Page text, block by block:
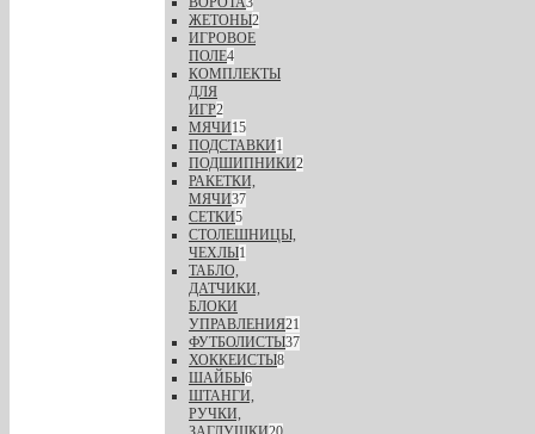
ЖЕТОНЫ2
ИГРОВОЕ
ПОЛЕ4
КОМПЛЕКТЫ
ДЛЯ
ИГР2
МЯЧИ15
ПОДСТАВКИ1
ПОДШИПНИКИ2
РАКЕТКИ,
МЯЧИ37
СЕТКИ5
СТОЛЕШНИЦЫ,
ЧЕХЛЫ1
ТАБЛО,
ДАТЧИКИ,
БЛОКИ
УПРАВЛЕНИЯ21
ФУТБОЛИСТЫ37
ХОККЕИСТЫ8
ШАЙБЫ6
ШТАНГИ,
РУЧКИ,